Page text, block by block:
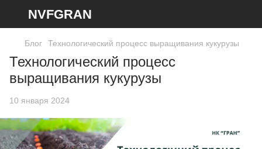
NVFGRAN
Блог Технологический процесс выращивания кукурузы
Технологический процесс
выращивания кукурузы
10 января 2024